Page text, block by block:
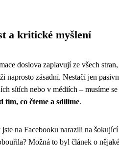
a kritické myšlení
doslova zaplavují ze všech
naprosto zásadní. Nestačí jen
sítích nebo v médiích – musíme se
tím, co čteme a sdílíme.
na Facebooku narazili na šokující
Možná to byl článek o